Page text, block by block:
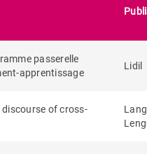
passerelle
apprentissage
Lidil
of cross-